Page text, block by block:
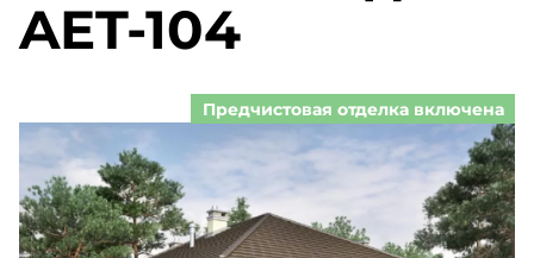
AET-104
Предчистовая отделка включена